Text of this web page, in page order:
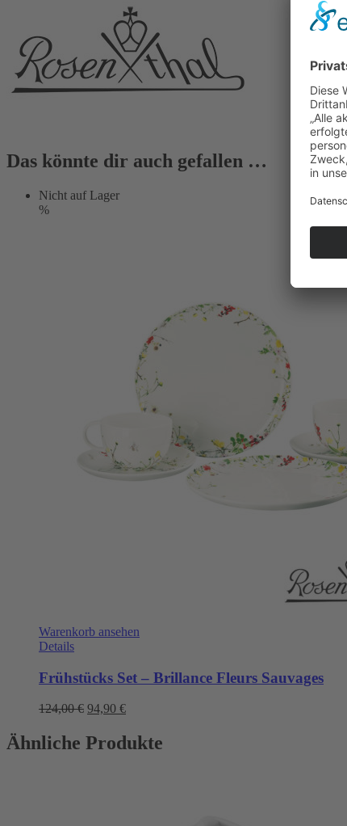
Das könnte dir auch gefallen …
Nicht auf Lager
%
Warenkorb ansehen
Details
Frühstücks Set – Brillance Fleurs Sauvages
124,00€ Ursprünglicher
war:
124,00 €
94,90 €Aktueller
ist:
94,90 €.
Ähnliche Produkte